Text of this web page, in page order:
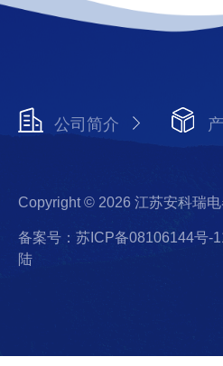
公司简介
Copyright © 2026 江苏安科瑞
备案号：苏ICP备08106144号-
陆